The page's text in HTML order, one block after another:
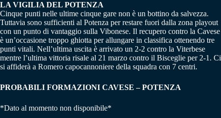
LA VIGILIA DEL POTENZA
Cinque punti nelle ultime cinque gare non è un bottino da salvezza.
Tuttavia sono sufficienti al Potenza per restare fuori dalla zona playout
con un punto di vantaggio sulla Vibonese. Il recupero contro la Cavese
è un’occasione troppo ghiotta per allungare in classifica ottenendo tre
punti vitali. Nell’ultima uscita è arrivato un 2-2 contro la Viterbese
mentre l’ultima vittoria risale al 21 marzo contro il Bisceglie per 2-1. Ci
si affiderà a Romero capocannoniere della squadra con 7 centri.
PROBABILI FORMAZIONI CAVESE – POTENZA
*Dato al momento non disponibile*